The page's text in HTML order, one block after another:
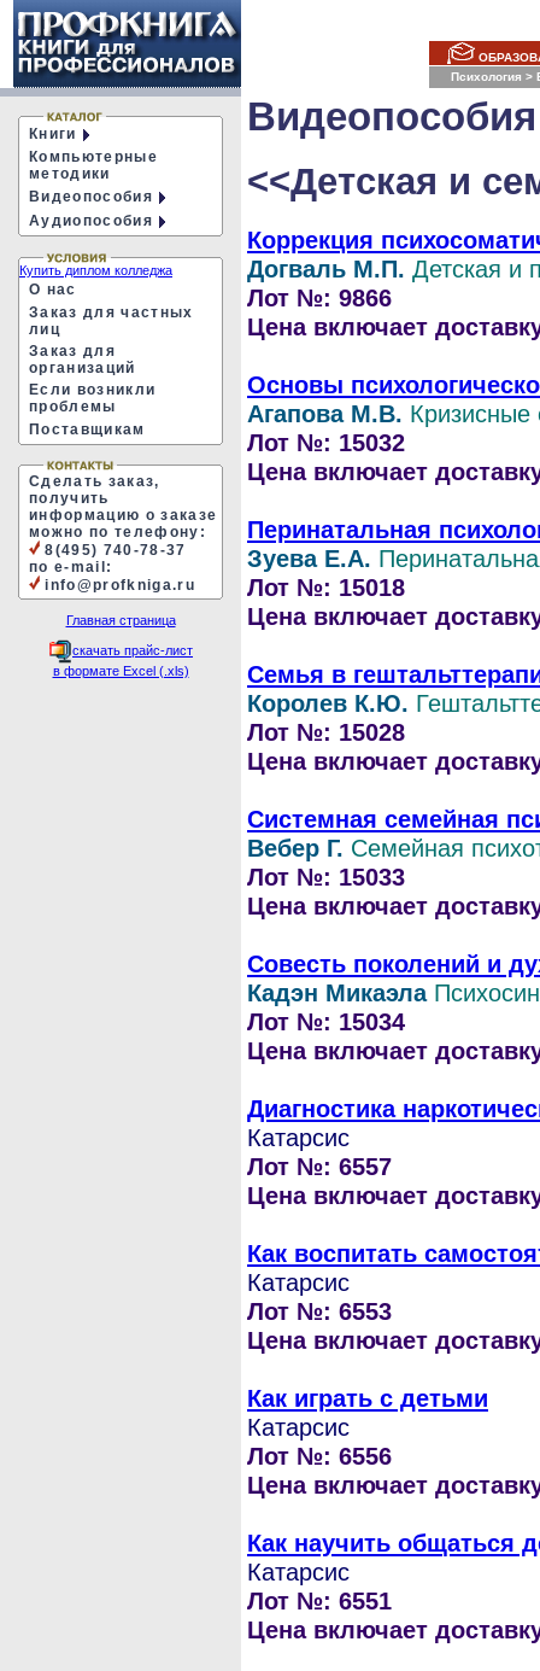
Психология >
Книги
Компьютерные
методики
Видеопособия
Аудиопособия
Купить диплом колледжа
О нас
Заказ для частных
лиц
Заказ для
организаций
Если возникли
проблемы
Поставщикам
Сделать заказ,
получить
информацию о заказе
можно по телефону:
8(495) 740-78-37
по e-mail:
info@profkniga.ru
Главная страница
скачать прайс-лист
в формате Excel (.xls)
Видеопособия
<<Детская и
Коррекция
Догваль М.П. Детская и
Лот №: 9866
Цена включает
Основы
Агапова М.В. Кризисные
Лот №: 15032
Цена включает
Перинатальная
Зуева Е.А.
Лот №: 15018
Цена включает
Семья в
Королев К.Ю.
Лот №: 15028
Цена включает
Системная семейная
Вебер Г. Семейная
Лот №: 15033
Цена включает
Совесть поколений и
Кадэн Микаэла
Лот №: 15034
Цена включает
Диагностика
Катарсис
Лот №: 6557
Цена включает
Как воспитать
Катарсис
Лот №: 6553
Цена включает
Как играть с детьми
Катарсис
Лот №: 6556
Цена включает
Как научить общаться
Катарсис
Лот №: 6551
Цена включает